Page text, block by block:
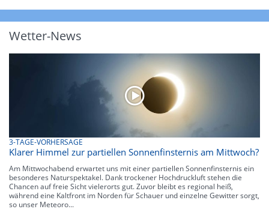
Wetter-News
3-TAGE-VORHERSAGE
Klarer Himmel zur partiellen Sonnenfinsternis am Mittwoch?
Am Mittwochabend erwartet uns mit einer partiellen Sonnenfinsternis ein
besonderes Naturspektakel. Dank trockener Hochdruckluft stehen die
Chancen auf freie Sicht vielerorts gut. Zuvor bleibt es regional heiß,
während eine Kaltfront im Norden für Schauer und einzelne Gewitter sorgt,
so unser Meteoro...